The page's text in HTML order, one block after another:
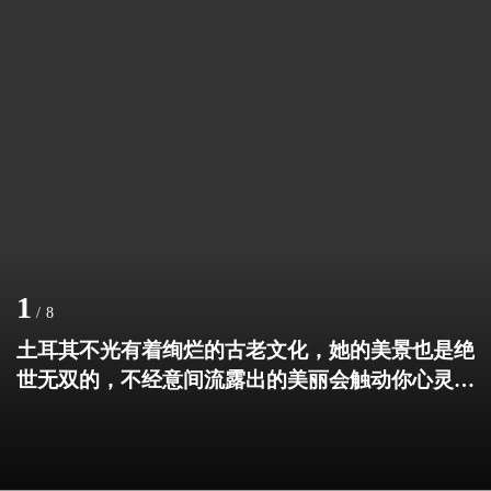
1 / 8
土耳其不光有着绚烂的古老文化，她的美景也是绝
世无双的，不经意间流露出的美丽会触动你心灵的